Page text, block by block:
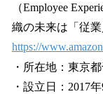
（Employee
織の未来は「従
https://
・所在地：東京
・設立日：2017